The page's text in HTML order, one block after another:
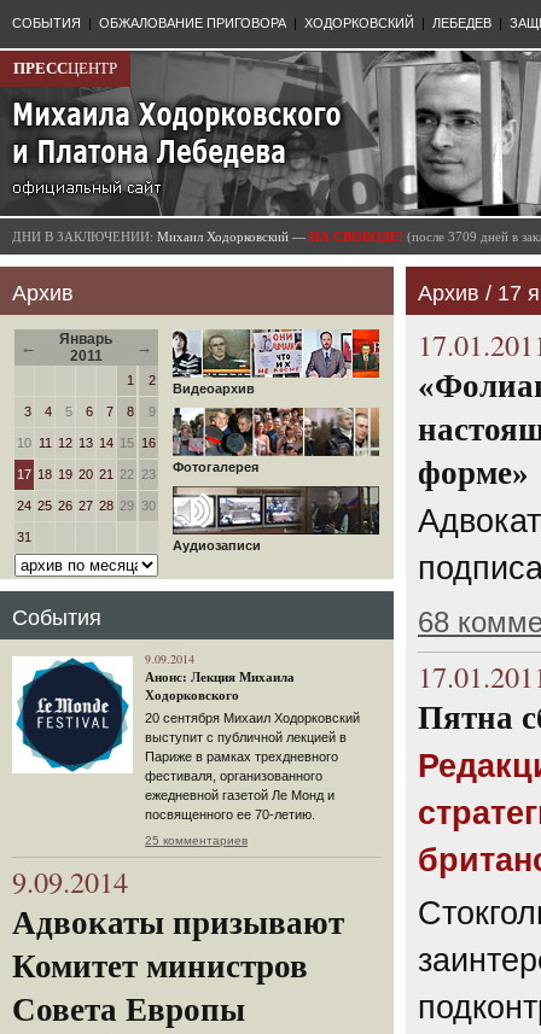
СОБЫТИЯ | ОБЖАЛОВАНИЕ ПРИГОВОРА | ХОДОРКОВСКИЙ | ЛЕБЕДЕВ |
ПРЕССЦЕНТР
ДНИ В ЗАКЛЮЧЕНИИ: Михаил Ходорковский — НА СВОБОДЕ! (после 3709 дней в
Архив
←
Январь
2011
→
1 2
3 4 5 6 7 8 9
10 11 12 13 14 15 16
17 18 19 20 21 22 23
24 25 26 27 28 29 30
31
Видеоархив
Фотогалерея
Аудиозаписи
События
9.09.2014
Анонс: Лекция Михаила
Ходорковского
20 сентября Михаил Ходорковский
выступит с публичной лекцией в
Париже в рамках трехдневного
фестиваля, организованного
ежедневной газетой Ле Монд и
посвященного ее 70-летию.
25 комментариев
9.09.2014
Адвокаты призывают
Комитет министров
Совета Европы
Архив / 17
форме»
68
Пятна